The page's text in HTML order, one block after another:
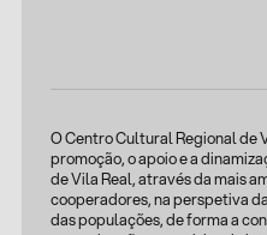
O Centro Cultural Regional de
promoção, o apoio e a
de Vila Real, através da mais
cooperadores, na perspetiva
das populações, de forma a